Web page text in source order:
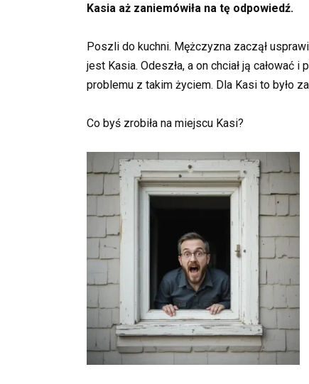
Kasia aż zaniemówiła na tę odpowiedź.
Poszli do kuchni. Mężczyzna zaczął
jest Kasia. Odeszła, a on chciał ją całować
problemu z takim życiem. Dla Kasi to było
Co byś zrobiła na miejscu Kasi?